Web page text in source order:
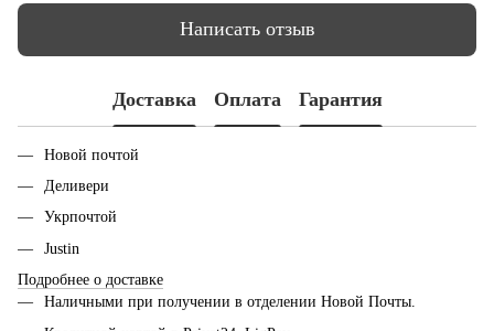
Написать отзыв
Доставка Оплата Гарантия
Новой почтой
Деливери
Укрпочтой
Justin
Подробнее о доставке
Наличными при получении в отделении Новой Почты.